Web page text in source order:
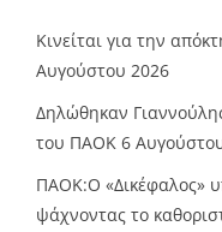
Κινείται για την
Αυγούστου 2026
Δηλώθηκαν
του ΠΑΟΚ 6
ΠΑΟΚ:Ο «Δικέφαλος»
ψάχνοντας το